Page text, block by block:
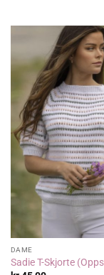
DAME
Sadie T-Skjorte